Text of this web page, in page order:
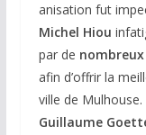
anisation fut
Michel Hiou
par de
afin d’offrir la
ville de Mulhouse.
Guillaume